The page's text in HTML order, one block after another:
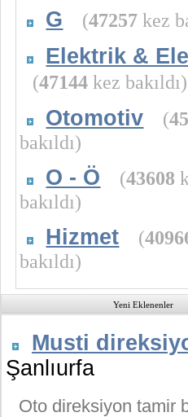
G (47257 kez
Elektrik &
(47144 kez bakıldı)
Otomotiv (
bakıldı)
O - Ö (43608
bakıldı)
Hizmet (
bakıldı)
Yeni Eklenenler
Musti
Şanlıurfa
Oto direksiyon tamir